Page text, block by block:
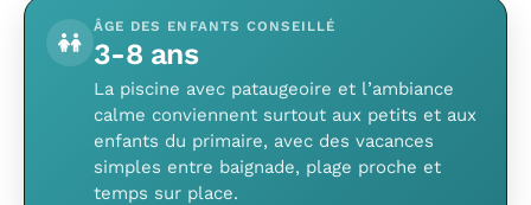
ÂGE DES ENFANTS CONSEILLÉ
3-8 ans
La piscine avec pataugeoire et l’ambiance
calme conviennent surtout aux petits et aux
enfants du primaire, avec des vacances
simples entre baignade, plage proche et
temps sur place.